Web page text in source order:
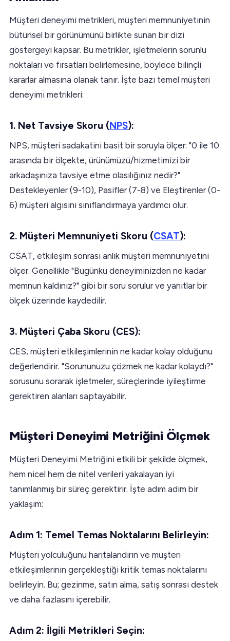
Müşteri deneyimi metrikleri, müşteri memnuniyetinin
bütünsel bir görünümünü birlikte sunan bir dizi
göstergeyi kapsar. Bu metrikler, işletmelerin sorunlu
noktaları ve fırsatları belirlemesine, böylece bilinçli
kararlar almasına olanak tanır. İşte bazı temel müşteri
deneyimi metrikleri:
1. Net Tavsiye Skoru (NPS):
NPS, müşteri sadakatini basit bir soruyla ölçer: "0 ile 10
arasında bir ölçekte, ürünümüzü/hizmetimizi bir
arkadaşınıza tavsiye etme olasılığınız nedir?"
Destekleyenler (9-10), Pasifler (7-8) ve Eleştirenler (0-
6) müşteri algısını sınıflandırmaya yardımcı olur.
2. Müşteri Memnuniyeti Skoru (CSAT):
CSAT, etkileşim sonrası anlık müşteri memnuniyetini
ölçer. Genellikle "Bugünkü deneyiminizden ne kadar
memnun kaldınız?" gibi bir soru sorulur ve yanıtlar bir
ölçek üzerinde kaydedilir.
3. Müşteri Çaba Skoru (CES):
CES, müşteri etkileşimlerinin ne kadar kolay olduğunu
değerlendirir. "Sorununuzu çözmek ne kadar kolaydı?"
sorusunu sorarak işletmeler, süreçlerinde iyileştirme
gerektiren alanları saptayabilir.
Müşteri Deneyimi Metriğini Ölçmek
Müşteri Deneyimi Metriğini etkili bir şekilde ölçmek,
hem nicel hem de nitel verileri yakalayan iyi
tanımlanmış bir süreç gerektirir. İşte adım adım bir
yaklaşım:
Adım 1: Temel Temas Noktalarını Belirleyin:
Müşteri yolculuğunu haritalandırın ve müşteri
etkileşimlerinin gerçekleştiği kritik temas noktalarını
belirleyin. Bu; gezinme, satın alma, satış sonrası destek
ve daha fazlasını içerebilir.
Adım 2: İlgili Metrikleri Seçin: